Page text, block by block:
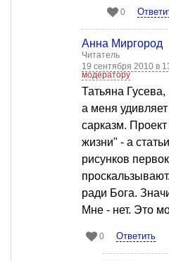
0
Анна Миргород
Читатель
19 сентября 2010 в
модератору
Татьяна Гусева,
а меня
сарказм.
жизни" - а
рисунков
ради Бога.
Мне - нет. Это
0 Ответить